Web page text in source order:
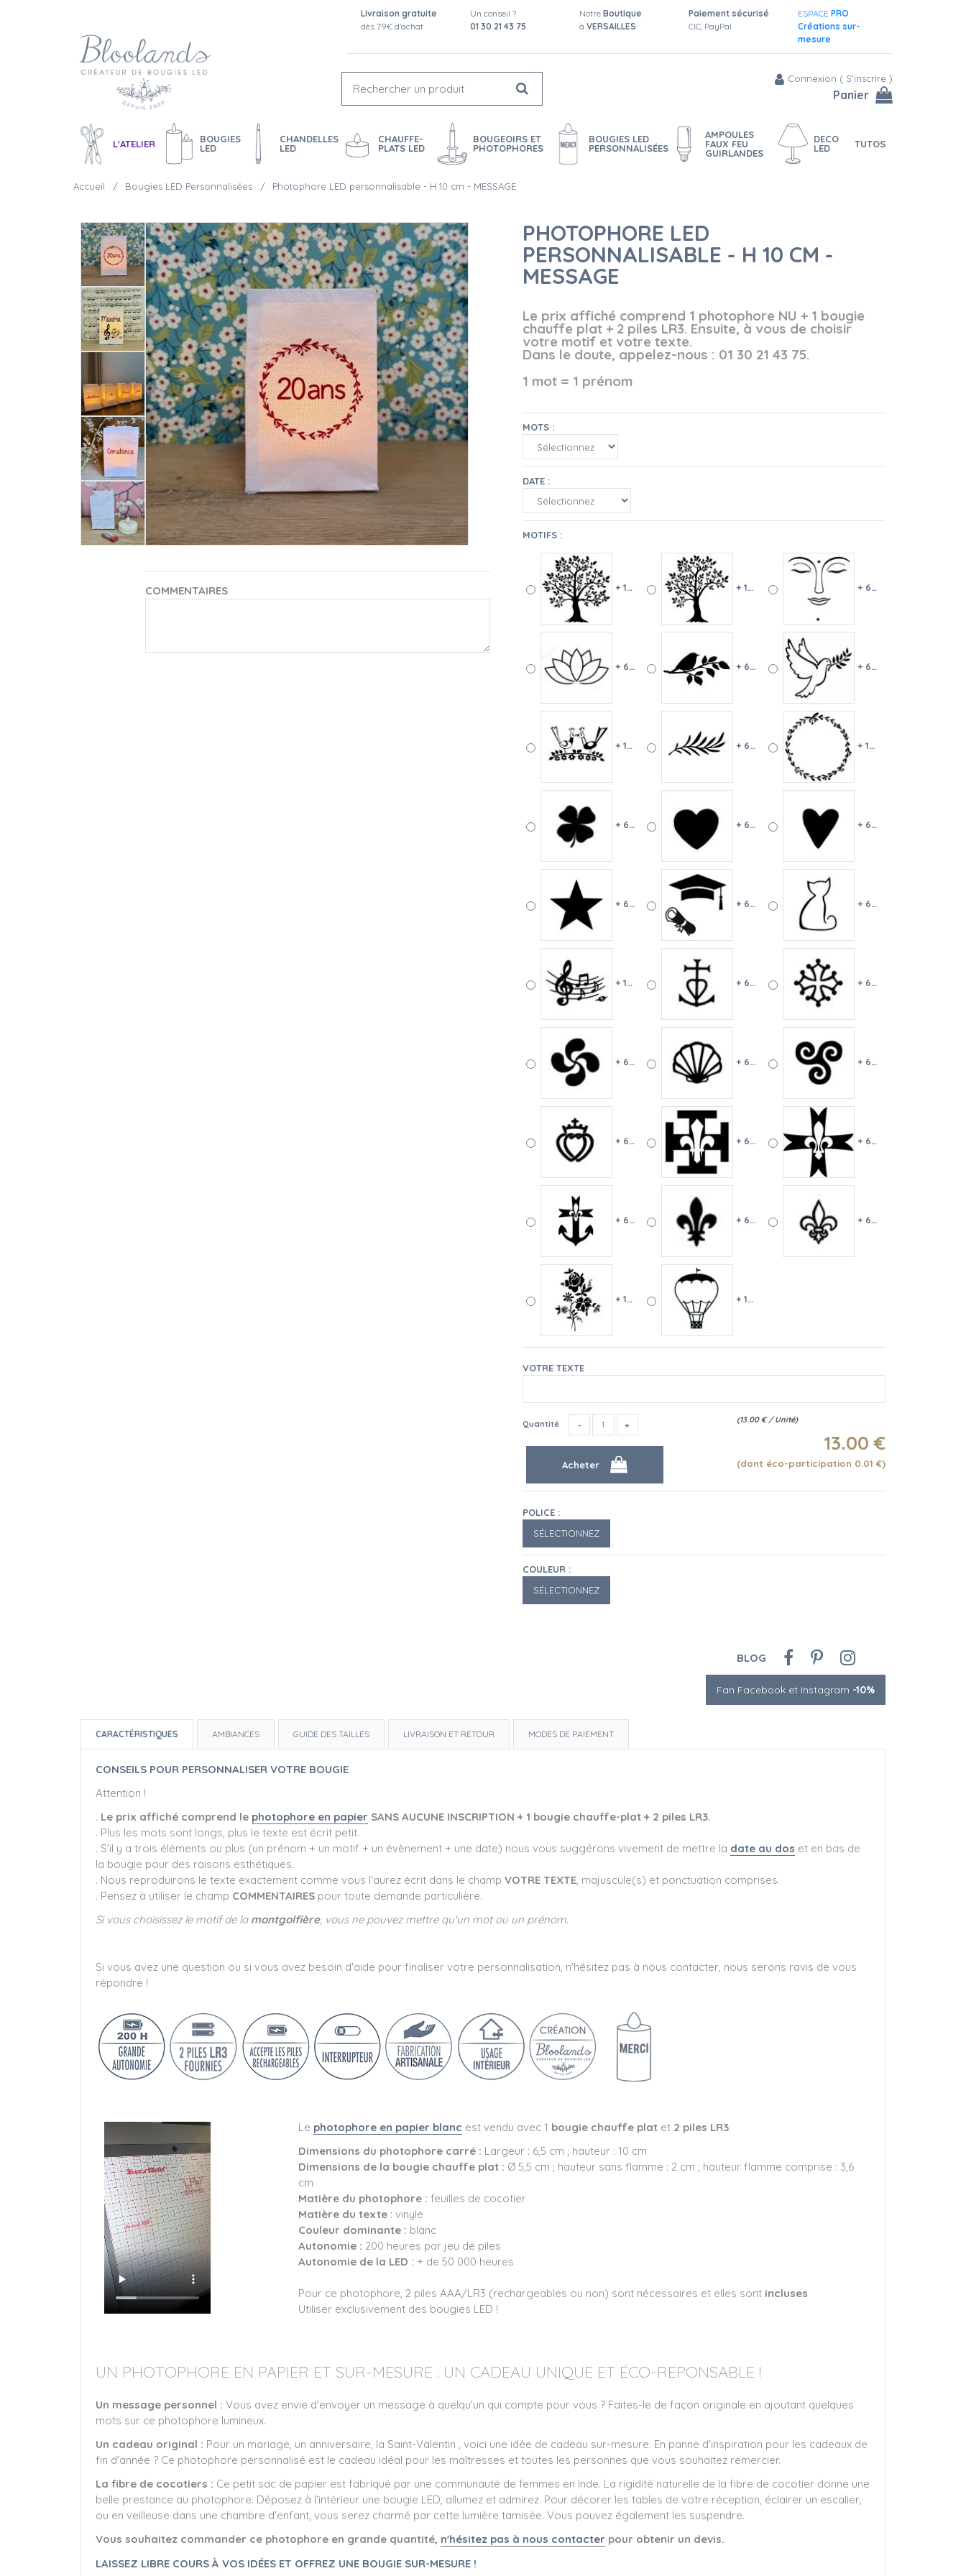
Livraison gratuite
dès 79€ d'achat
Un conseil ?
01 30 21 43 75
Notre Boutique
à VERSAILLES
Paiement sécurisé
CIC, PayPal
ESPACE PRO
Créations sur-
mesure
Connexion ( S'inscrire )
Panier
L'ATELIER
BOUGIES
LED
CHANDELLES
LED
CHAUFFE-
PLATS LED
BOUGEOIRS ET
PHOTOPHORES
BOUGIES LED
PERSONNALISÉES
AMPOULES
FAUX FEU
GUIRLANDES
DECO
LED
TUTOS
Accueil Bougies LED Personnalisées Photophore LED personnalisable - H 10 cm - MESSAGE
PHOTOPHORE LED
PERSONNALISABLE - H 10 CM -
MESSAGE
Le prix affiché comprend 1 photophore NU + 1 bougie
chauffe plat + 2 piles LR3. Ensuite, à vous de choisir
votre motif et votre texte.
Dans le doute, appelez-nous : 01 30 21 43 75.
1 mot = 1 prénom
MOTS :
DATE :
MOTIFS :
+ 10 € + 10 € + 6 €
+ 6 € + 6 € + 6 €
+ 10 € + 6 € + 10 €
+ 6 € + 6 € + 6 €
+ 6 € + 6 € + 6 €
+ 10 € + 6 € + 6 €
+ 6 € + 6 € + 6 €
+ 6 € + 6 € + 6 €
+ 6 € + 6 € + 6 €
+ 10 € + 10 €
VOTRE TEXTE
(13.00 € / Unité)
13.00 €
(dont éco-participation 0.01 €)
Quantité
POLICE :
COULEUR :
COMMENTAIRES
BLOG
Fan Facebook et Instagram -10%
CARACTÉRISTIQUES AMBIANCES GUIDE DES TAILLES LIVRAISON ET RETOUR MODES DE PAIEMENT
CONSEILS POUR PERSONNALISER VOTRE BOUGIE
Attention !
. Le prix affiché comprend le photophore en papier SANS AUCUNE INSCRIPTION + 1 bougie chauffe-plat + 2 piles LR3.
. Plus les mots sont longs, plus le texte est écrit petit.
. S'il y a trois éléments ou plus (un prénom + un motif + un évènement + une date) nous vous suggérons vivement de mettre la date au dos et en bas de
la bougie pour des raisons esthétiques.
. Nous reproduirons le texte exactement comme vous l'aurez écrit dans le champ VOTRE TEXTE , majuscule(s) et ponctuation comprises.
. Pensez à utiliser le champ COMMENTAIRES pour toute demande particulière.
Si vous choisissez le motif de la montgolfière, vous ne pouvez mettre qu'un mot ou un prénom.
Si vous avez une question ou si vous avez besoin d'aide pour finaliser votre personnalisation, n'hésitez pas à nous contacter, nous serons ravis de vous
répondre !
Le photophore en papier blanc est vendu avec 1 bougie chauffe plat et 2 piles LR3.
Dimensions du photophore carré : Largeur : 6,5 cm ; hauteur : 10 cm
Dimensions de la bougie chauffe plat : Ø 5,5 cm ; hauteur sans flamme : 2 cm ; hauteur flamme comprise : 3,6
cm
Matière du photophore : feuilles de cocotier
Matière du texte : vinyle
Couleur dominante : blanc
Autonomie : 200 heures par jeu de piles
Autonomie de la LED : + de 50 000 heures
Pour ce photophore, 2 piles AAA/LR3 (rechargeables ou non) sont nécessaires et elles sont incluses
Utiliser exclusivement des bougies LED !
UN PHOTOPHORE EN PAPIER ET SUR-MESURE : UN CADEAU UNIQUE ET ÉCO-REPONSABLE !
Un message personnel : Vous avez envie d'envoyer un message à quelqu'un qui compte pour vous ? Faites-le de façon originale en ajoutant quelques
mots sur ce photophore lumineux.
Un cadeau original : Pour un mariage, un anniversaire, la Saint-Valentin , voici une idée de cadeau sur-mesure. En panne d'inspiration pour les cadeaux de
fin d'année ? Ce photophore personnalisé est le cadeau idéal pour les maîtresses et toutes les personnes que vous souhaitez remercier.
La fibre de cocotiers : Ce petit sac de papier est fabriqué par une communauté de femmes en Inde. La rigidité naturelle de la fibre de cocotier donne une
belle prestance au photophore. Déposez à l'intérieur une bougie LED, allumez et admirez. Pour décorer les tables de votre réception, éclairer un escalier,
ou en veilleuse dans une chambre d'enfant, vous serez charmé par cette lumière tamisée. Vous pouvez également les suspendre.
Vous souhaitez commander ce photophore en grande quantité, n'hésitez pas à nous contacter pour obtenir un devis.
LAISSEZ LIBRE COURS À VOS IDÉES ET OFFREZ UNE BOUGIE SUR-MESURE !